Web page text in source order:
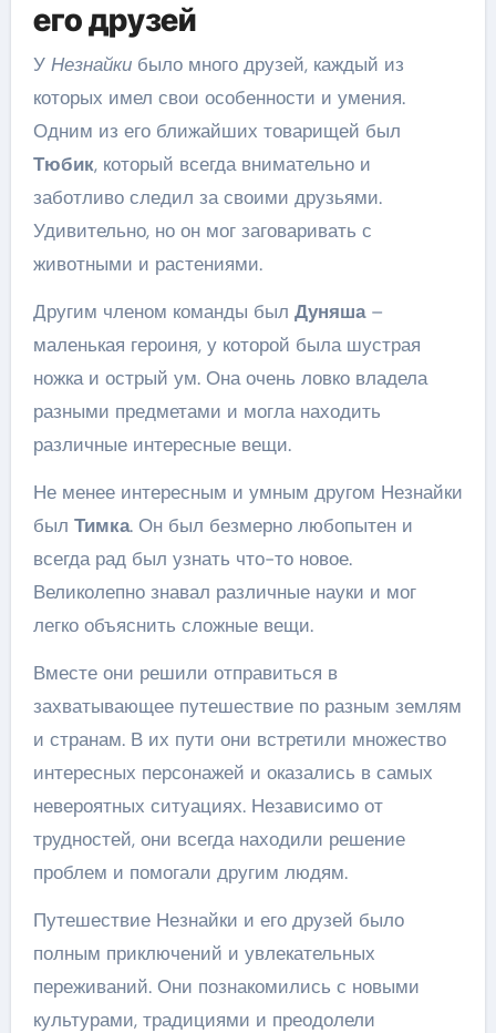
его друзей
У Незнайкибыло много друзей, каждый из
которых имел свои особенности и умения.
Одним из его ближайших товарищей был
Тюбик, который всегда внимательно и
заботливо следил за своими друзьями.
Удивительно, но он мог заговаривать с
животными и растениями.
Другим членом команды был Дуняша–
маленькая героиня, у которой была шустрая
ножка и острый ум. Она очень ловко владела
разными предметами и могла находить
различные интересные вещи.
Не менее интересным и умным другом Незнайки
был Тимка. Он был безмерно любопытен и
всегда рад был узнать что-то новое.
Великолепно знавал различные науки и мог
легко объяснить сложные вещи.
Вместе они решили отправиться в
захватывающее путешествие по разным землям
и странам. В их пути они встретили множество
интересных персонажей и оказались в самых
невероятных ситуациях. Независимо от
трудностей, они всегда находили решение
проблем и помогали другим людям.
Путешествие Незнайки и его друзей было
полным приключений и увлекательных
переживаний. Они познакомились с новыми
культурами, традициями и преодолели